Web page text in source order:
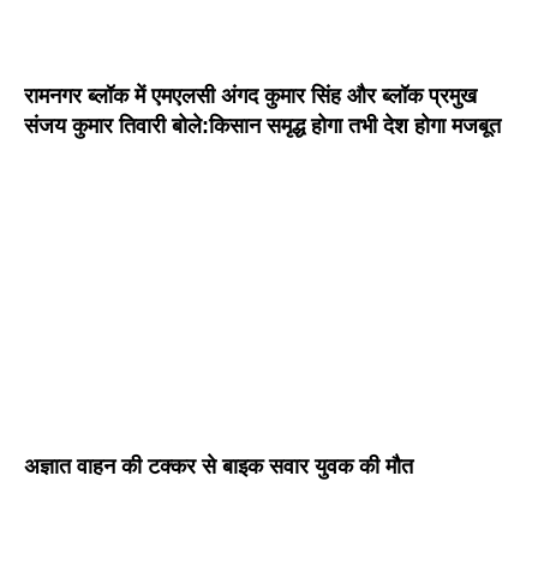
रामनगर ब्लॉक में एमएलसी अंगद कुमार सिंह और ब्लॉक प्रमुख
संजय कुमार तिवारी बोले:किसान समृद्ध होगा तभी देश होगा मजबूत
अज्ञात वाहन की टक्कर से बाइक सवार युवक की मौत